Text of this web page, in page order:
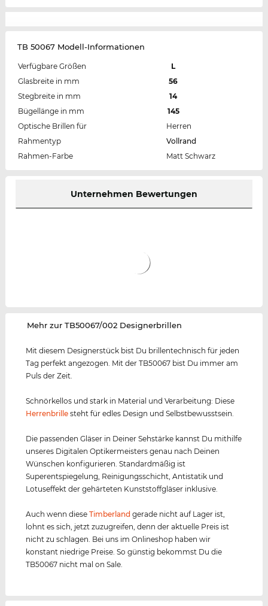
TB 50067 Modell-Informationen
Verfügbare Größen
L
Glasbreite in mm
56
Stegbreite in mm
14
Bügellänge in mm
145
Optische Brillen für
Herren
Rahmentyp
Vollrand
Rahmen-Farbe
Matt Schwarz
Unternehmen Bewertungen
‌Mehr zur TB50067/002 Designerbrillen
Mit diesem Designerstück bist Du brillentechnisch für jeden
Tag perfekt angezogen. Mit der TB50067 bist Du immer am
Puls der Zeit.
Schnörkellos und stark in Material und Verarbeitung: Diese
Herrenbrille steht für edles Design und Selbstbewusstsein.
Die passenden Gläser in Deiner Sehstärke kannst Du mithilfe
unseres Digitalen Optikermeisters genau nach Deinen
Wünschen konfigurieren. Standardmäßig ist
Superentspiegelung, Reinigungsschicht, Antistatik und
Lotuseffekt der gehärteten Kunststoffgläser inklusive.
Auch wenn dieseTimberland gerade nicht auf Lager ist,
lohnt es sich, jetzt zuzugreifen, denn der aktuelle Preis ist
nicht zu schlagen. Bei uns im Onlineshop haben wir
konstant niedrige Preise. So günstig bekommst Du die
TB50067 nicht mal on Sale.